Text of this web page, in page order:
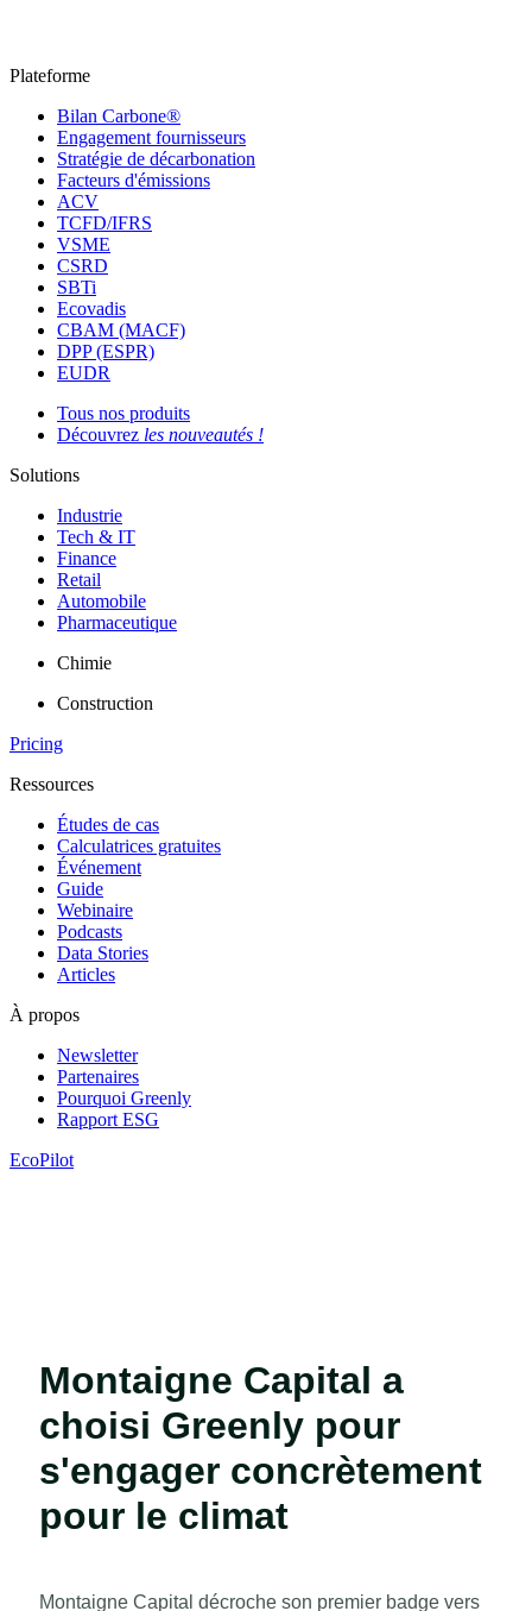
Plateforme
Bilan Carbone®
Engagement fournisseurs
Stratégie de décarbonation
Facteurs d'émissions
ACV
TCFD/IFRS
VSME
CSRD
SBTi
Ecovadis
CBAM (MACF)
DPP (ESPR)
EUDR
Tous nos produits
Découvrez les nouveautés !
Solutions
Industrie
Tech & IT
Finance
Retail
Automobile
Pharmaceutique
Chimie
Construction
Pricing
Ressources
Études de cas
Calculatrices gratuites
Événement
Guide
Webinaire
Podcasts
Data Stories
Articles
À propos
Newsletter
Partenaires
Pourquoi Greenly
Rapport ESG
EcoPilot
Montaigne Capital a
choisi Greenly pour
s'engager concrètement
pour le climat
Montaigne Capital décroche son premier badge vers